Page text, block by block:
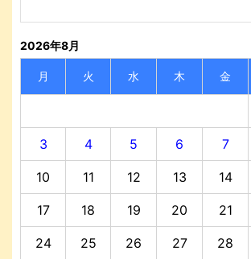
2026年8月
月 火 水 木 金
3 4 5 6 7
10 11 12 13 14
17 18 19 20 21
24 25 26 27 28